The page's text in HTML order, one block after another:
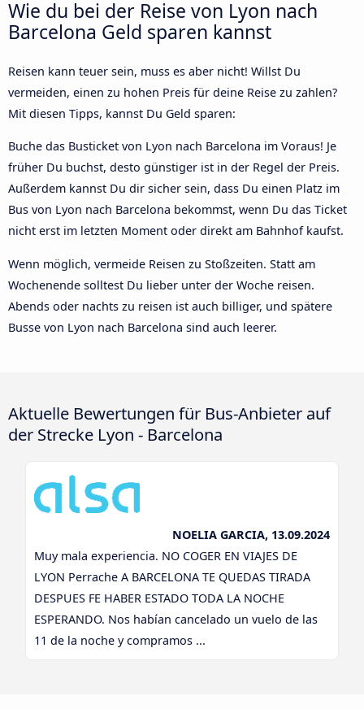
Wie du bei der Reise von Lyon nach
Barcelona Geld sparen kannst
Reisen kann teuer sein, muss es aber nicht! Willst Du
vermeiden, einen zu hohen Preis für deine Reise zu zahlen?
Mit diesen Tipps, kannst Du Geld sparen:
Buche das Busticket von Lyon nach Barcelona im Voraus! Je
früher Du buchst, desto günstiger ist in der Regel der Preis.
Außerdem kannst Du dir sicher sein, dass Du einen Platz im
Bus von Lyon nach Barcelona bekommst, wenn Du das Ticket
nicht erst im letzten Moment oder direkt am Bahnhof kaufst.
Wenn möglich, vermeide Reisen zu Stoßzeiten. Statt am
Wochenende solltest Du lieber unter der Woche reisen.
Abends oder nachts zu reisen ist auch billiger, und spätere
Busse von Lyon nach Barcelona sind auch leerer.
Aktuelle Bewertungen für Bus-Anbieter auf
der Strecke Lyon - Barcelona
NOELIA GARCIA, 13.09.2024
Muy mala experiencia. NO COGER EN VIAJES DE
LYON Perrache A BARCELONA TE QUEDAS TIRADA
DESPUES FE HABER ESTADO TODA LA NOCHE
ESPERANDO. Nos habían cancelado un vuelo de las
11 de la noche y compramos ...